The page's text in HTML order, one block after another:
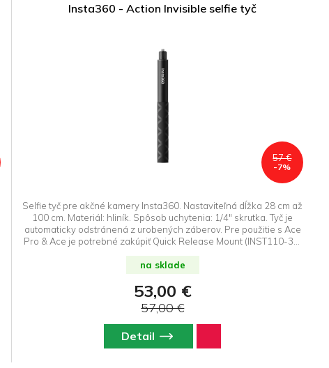
Insta360 - Action Invisible selfie tyč
57 €
-7%
Selfie tyč pre akčné kamery Insta360. Nastaviteľná dĺžka 28 cm až
100 cm. Materiál: hliník. Spôsob uchytenia: 1/4" skrutka. Tyč je
automaticky odstránená z urobených záberov. Pre použitie s Ace
Pro & Ace je potrebné zakúpiť Quick Release Mount (INST110-35)
na sklade
53,00 €
57,00 €
Detail